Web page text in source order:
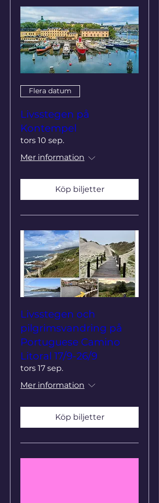
Flera datum
Livsstegen på
Kontempel
tors 10 sep.
Mer information
Köp biljetter
Livsstegen och
pilgrimsvandring på
Portuguese Camino
Litoral 17/9-26/9
tors 17 sep.
Mer information
Köp biljetter